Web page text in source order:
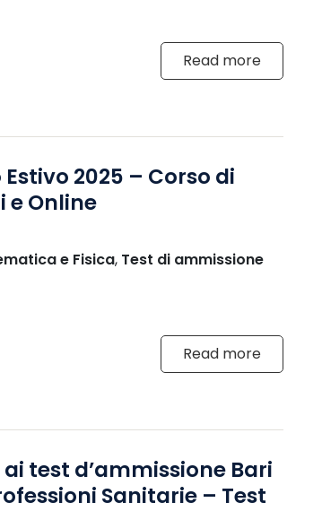
Read more
2025 – Corso di
e Online
e Fisica, Test di ammissione
Read more
test d’ammissione Bari
Sanitarie – Test